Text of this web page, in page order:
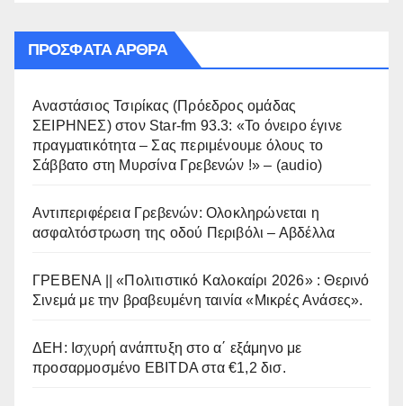
ΠΡΌΣΦΑΤΑ ΆΡΘΡΑ
Αναστάσιος Τσιρίκας (Πρόεδρος ομάδας
ΣΕΙΡΗΝΕΣ) στον Star-fm 93.3: «Το όνειρο έγινε
πραγματικότητα – Σας περιμένουμε όλους το
Σάββατο στη Μυρσίνα Γρεβενών !» – (audio)
Αντιπεριφέρεια Γρεβενών: Ολοκληρώνεται η
ασφαλτόστρωση της οδού Περιβόλι – Αβδέλλα
ΓΡΕΒΕΝΑ || «Πολιτιστικό Καλοκαίρι 2026» : Θερινό
Σινεμά με την βραβευμένη ταινία «Μικρές Ανάσες».
ΔΕΗ: Ισχυρή ανάπτυξη στο α΄ εξάμηνο με
προσαρμοσμένο EBITDA στα €1,2 δισ.